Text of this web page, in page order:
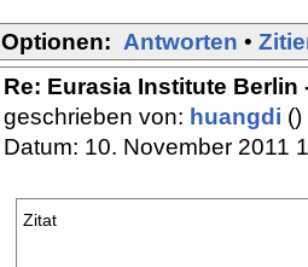
Optionen: Antworten •
Re: Eurasia Institute Berlin
geschrieben von: huangdi ()
Datum: 10. November 2011
Zitat